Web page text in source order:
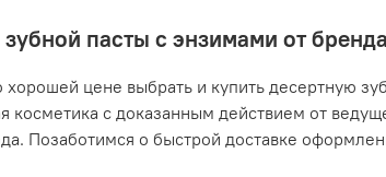
пасты с энзимами от
цене выбрать и купить десертную
косметика с доказанным действием от
Позаботимся о быстрой доставке